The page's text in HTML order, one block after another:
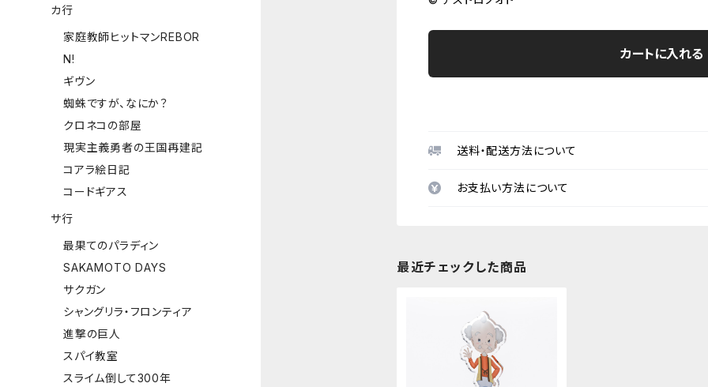
カートに入れる
送料・配送方法について
お支払い方法について
最近チェックした商品
カ行
家庭教師ヒットマンREBOR
N!
ギヴン
蜘蛛ですが、なにか？
クロネコの部屋
現実主義勇者の王国再建記
コアラ絵日記
コードギアス
サ行
最果てのパラディン
SAKAMOTO DAYS
サクガン
シャングリラ・フロンティア
進撃の巨人
スパイ教室
スライム倒して300年